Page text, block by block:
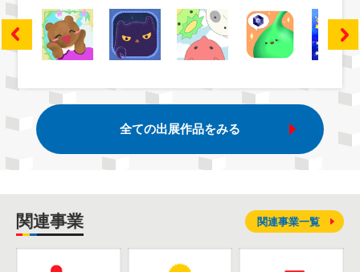
全ての出展作品をみる
関連事業 関連事業一覧